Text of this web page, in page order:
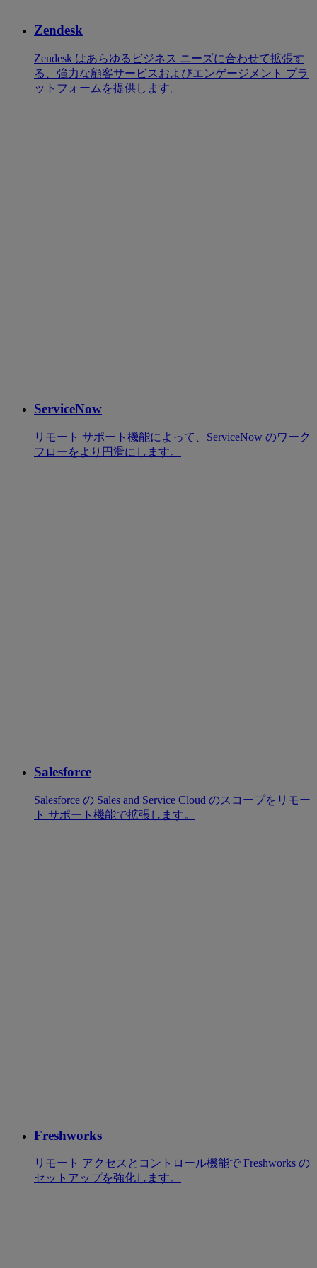
Zendesk
Zendesk はあらゆるビジネス ニーズに合わせて拡張す
る、強力な顧客サービスおよびエンゲージメント プラ
ットフォームを提供します。
ServiceNow
リモート サポート機能によって、ServiceNow のワーク
フローをより円滑にします。
Salesforce
Salesforce の Sales and Service Cloud のスコープをリモー
ト サポート機能で拡張します。
Freshworks
リモート アクセスとコントロール機能で Freshworks の
セットアップを強化します。